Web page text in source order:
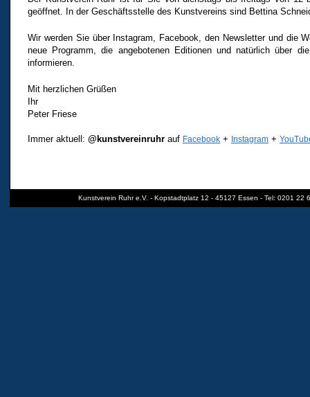
geöffnet. In der Geschäftsstelle des Kunstvereins sind Bettina
Wir werden Sie über Instagram, Facebook, den Newsletter und die
neue Programm, die angebotenen Editionen und natürlich über
informieren.
Mit herzlichen Grüßen
Ihr
Peter Friese
Immer aktuell: @kunstvereinruhr auf Facebook + Instagram +
Kunstverein Ruhr e.V. - Kopstadtplatz 12 - 45127 Essen - Tel: 0201